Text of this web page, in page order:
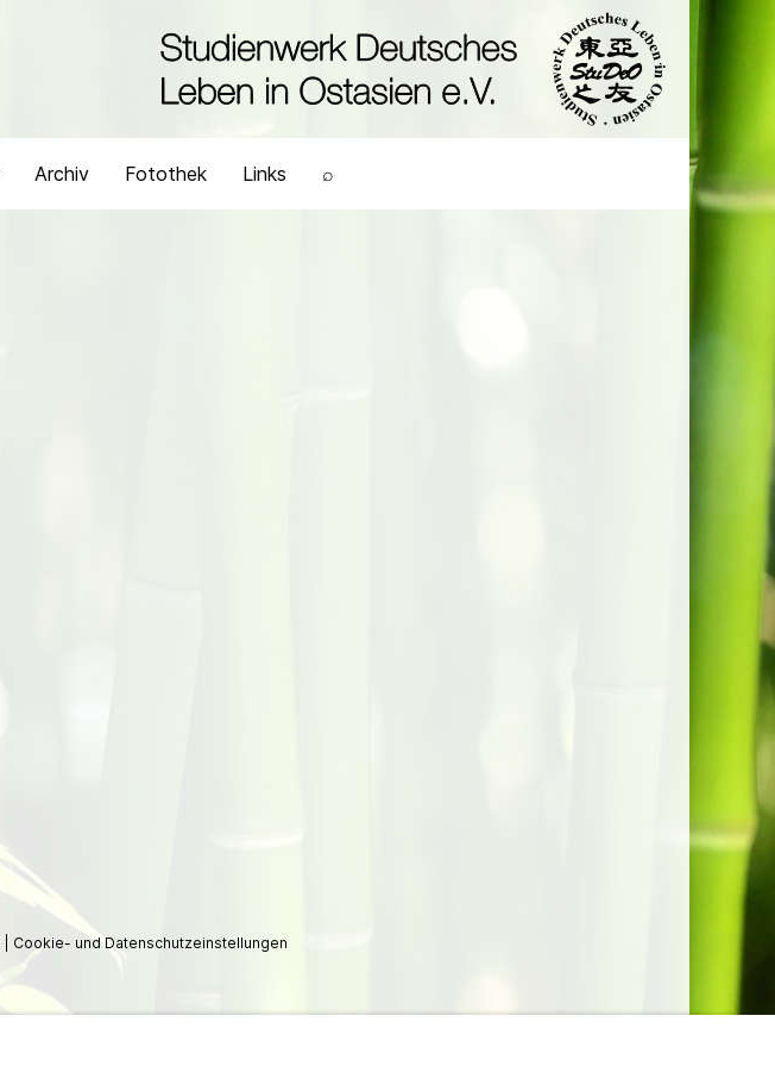
Archiv Fotothek Links ⌕
Cookie- und Datenschutzeinstellungen